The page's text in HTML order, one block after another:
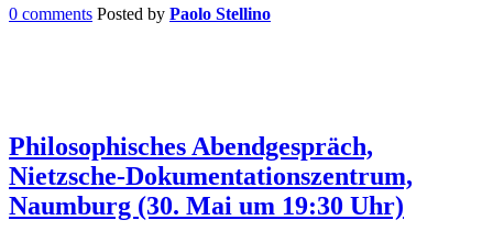
0 comments Posted by Paolo Stellino
Philosophisches Abendgespräch,
Nietzsche-Dokumentationszentrum,
Naumburg (30. Mai um 19:30 Uhr)